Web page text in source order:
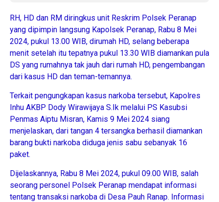
RH, HD dan RM diringkus unit Reskrim Polsek Peranap
yang dipimpin langsung Kapolsek Peranap, Rabu 8 Mei
2024, pukul 13.00 WIB, dirumah HD, selang beberapa
menit setelah itu tepatnya pukul 13.30 WIB diamankan pula
DS yang rumahnya tak jauh dari rumah HD, pengembangan
dari kasus HD dan teman-temannya.
Terkait pengungkapan kasus narkoba tersebut, Kapolres
Inhu AKBP Dody Wirawijaya S.Ik melalui PS Kasubsi
Penmas Aiptu Misran, Kamis 9 Mei 2024 siang
menjelaskan, dari tangan 4 tersangka berhasil diamankan
barang bukti narkoba diduga jenis sabu sebanyak 16
paket.
Dijelaskannya, Rabu 8 Mei 2024, pukul 09.00 WIB, salah
seorang personel Polsek Peranap mendapat informasi
tentang transaksi narkoba di Desa Pauh Ranap. Informasi